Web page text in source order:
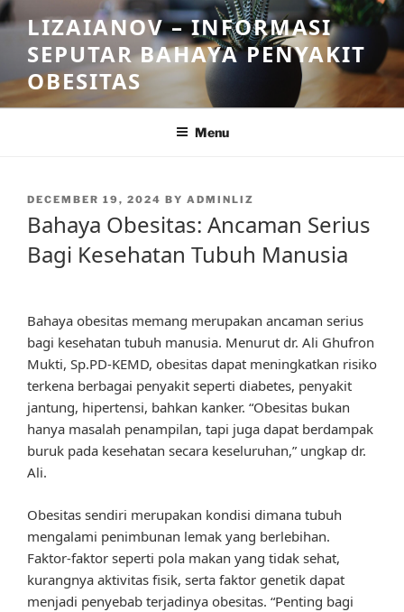
Skip
to
content
LIZAIANOV – INFORMASI
SEPUTAR BAHAYA PENYAKIT
OBESITAS
Menu
POSTED
DECEMBER 19, 2024 BY ADMINLIZ
Bahaya Obesitas: Ancaman Serius
Bagi Kesehatan Tubuh Manusia
Bahaya obesitas memang merupakan ancaman serius
bagi kesehatan tubuh manusia. Menurut dr. Ali Ghufron
Mukti, Sp.PD-KEMD, obesitas dapat meningkatkan risiko
terkena berbagai penyakit seperti diabetes, penyakit
jantung, hipertensi, bahkan kanker. “Obesitas bukan
hanya masalah penampilan, tapi juga dapat berdampak
buruk pada kesehatan secara keseluruhan,” ungkap dr.
Ali.
Obesitas sendiri merupakan kondisi dimana tubuh
mengalami penimbunan lemak yang berlebihan.
Faktor-faktor seperti pola makan yang tidak sehat,
kurangnya aktivitas fisik, serta faktor genetik dapat
menjadi penyebab terjadinya obesitas. “Penting bagi